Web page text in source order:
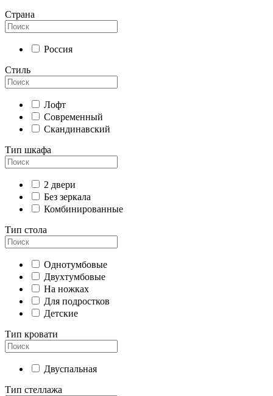
Страна
Россия
Стиль
Лофт
Современный
Скандинавский
Тип шкафа
2 двери
Без зеркала
Комбинированные
Тип стола
Однотумбовые
Двухтумбовые
На ножках
Для подростков
Детские
Тип кровати
Двуспальная
Тип стеллажа